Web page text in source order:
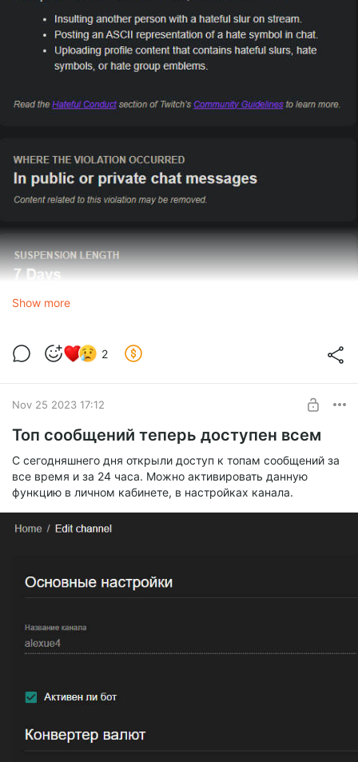
Как я понимаю, была крупная волна банов, и бот под нее
придется отказаться от переводов сообщений в боте, т.к.
невозможно их модерировать на достаточном уровне чтоб
не словить бан от твича :(
UPD:
Подал апелляцию, увеличили срок бана до 2х недель :)
Show more
2
Nov 25 2023 17:12
Топ сообщений теперь доступен всем
С сегодняшнего дня открыли доступ к топам сообщений за
все время и за 24 часа. Можно активировать данную
функцию в личном кабинете, в настройках канала.